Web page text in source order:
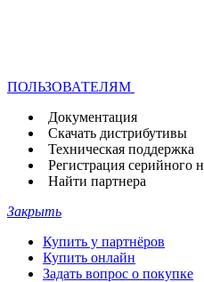
ПОЛЬЗОВАТЕЛЯМ
Документация
Скачать дистрибутивы
Техническая поддержка
Регистрация серийного
Найти партнера
Закрыть
Купить у партнёров
Купить онлайн
Задать вопрос о покупке